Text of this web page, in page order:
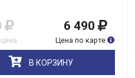
6 490
Цена по карте
В КОРЗИНУ